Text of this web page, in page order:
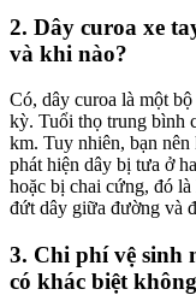
2. Dây curoa xe
và khi nào?
Có, dây curoa là một
kỳ. Tuổi thọ trung bình
km. Tuy nhiên, bạn
phát hiện dây bị tưa ở
hoặc bị chai cứng, đó
đứt dây giữa đường và
3. Chi phí vệ sinh
có khác biệt